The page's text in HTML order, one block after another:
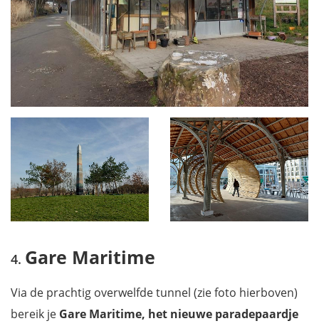
Gare Maritime
Via de prachtig overwelfde tunnel (zie foto hierboven)
bereik je Gare Maritime, het nieuwe paradepaardje